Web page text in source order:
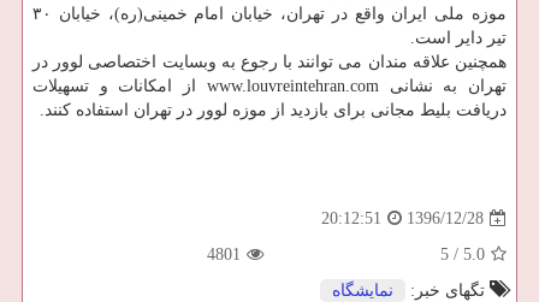
موزه ملی ایران واقع در تهران، خیابان امام خمینی(ره)، خیابان ۳۰
تیر دایر است.
همچنین علاقه مندان می توانند با رجوع به وبسایت اختصاصی لوور در
تهران به نشانی www.louvreintehran.com از امكانات و تسهیلات
دریافت بلیط مجانی برای بازدید از موزه لوور در تهران استفاده كنند.
1396/12/28
20:12:51
5.0
/
5
4801
تگهای خبر:
نمایشگاه